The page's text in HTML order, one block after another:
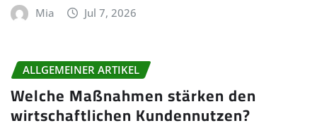
Mia Jul 7, 2026
ALLGEMEINER ARTIKEL
Welche Maßnahmen stärken den
wirtschaftlichen Kundennutzen?